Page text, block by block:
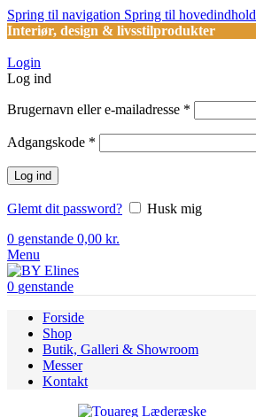
Spring til navigation Spring til hovedindhold
Interiør, design & livsstilprodukter
Login
Log ind
Brugernavn eller e-mailadresse *
Adgangskode *
Log ind
Glemt dit password?
Husk mig
0 genstande 0,00 kr.
Menu
0 genstande
Forside
Shop
Butik, Galleri & Showroom
Messer
Kontakt